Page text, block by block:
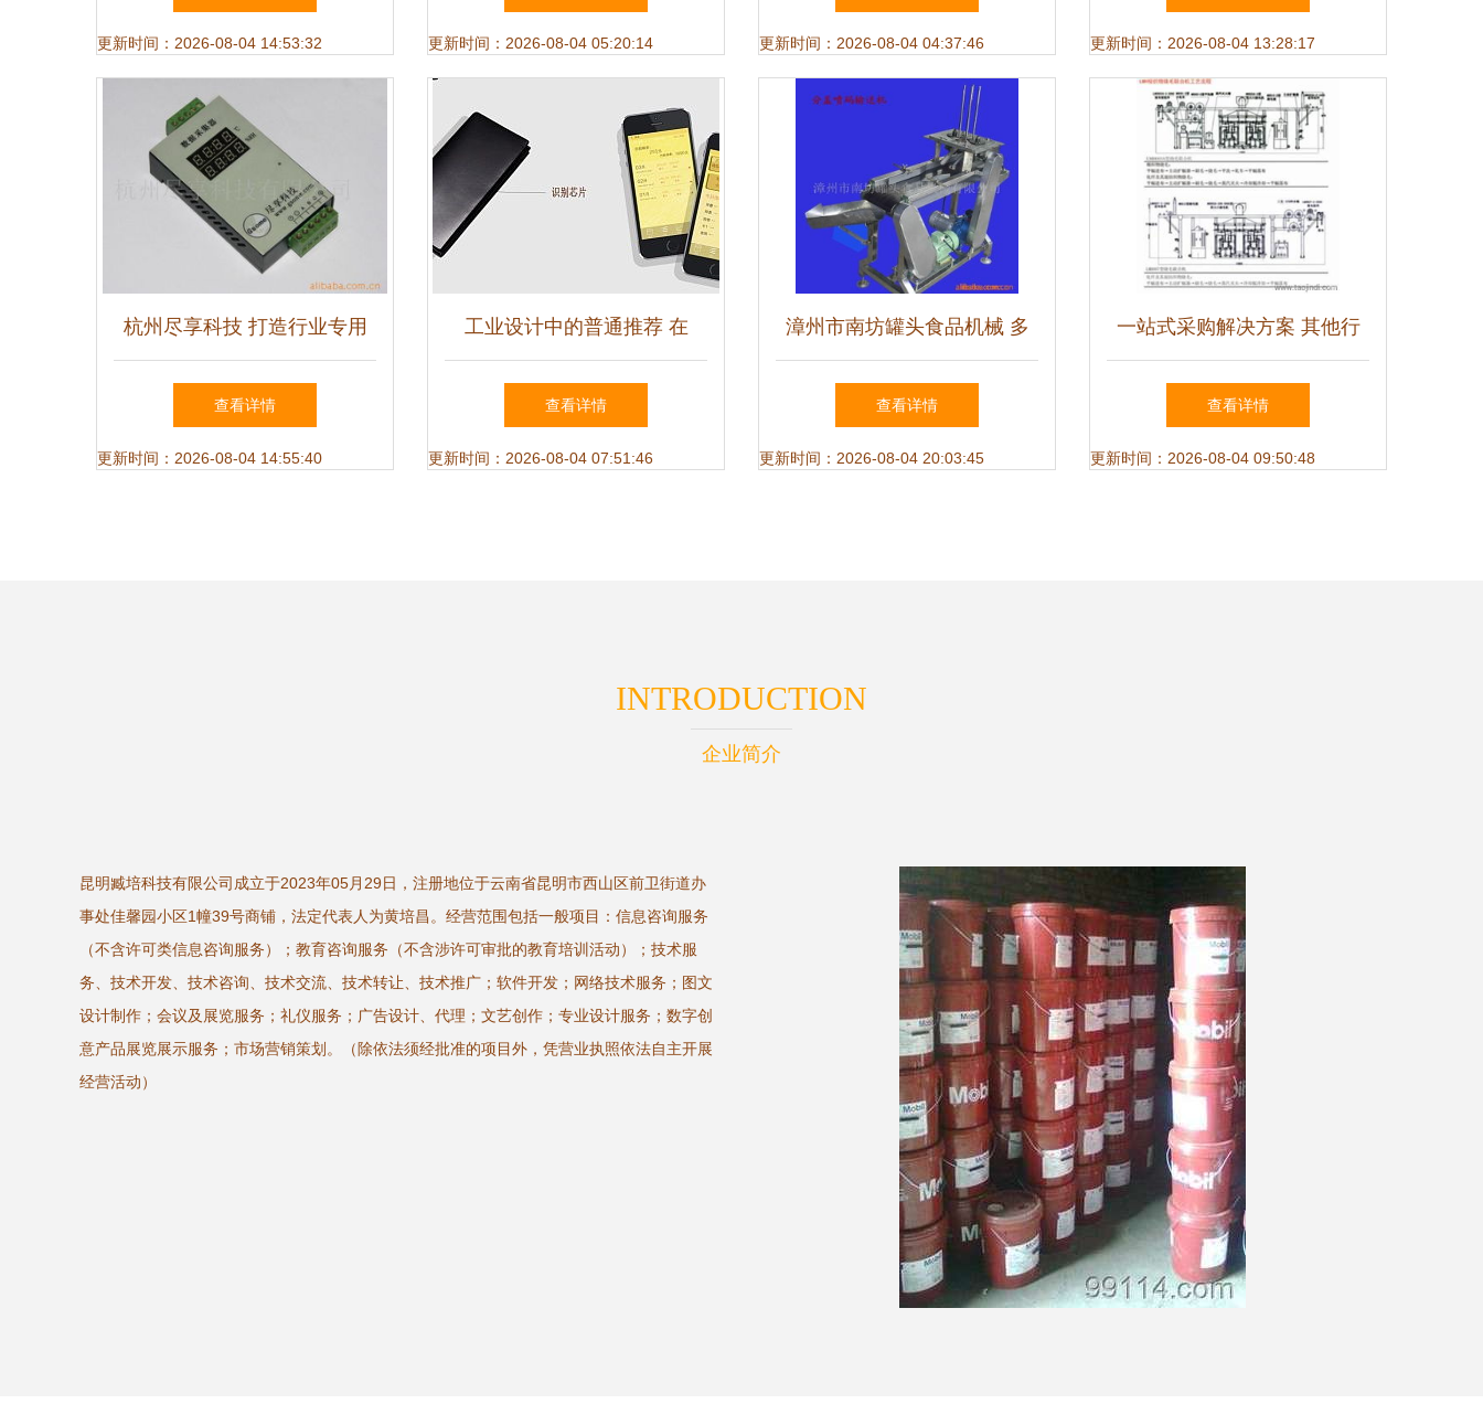
更新时间：2026-08-04 14:53:32 更新时间：2026-08-04 05:20:14 造价值，拓展其他行业专用陶
瓷新蓝海
更新时间：2026-08-04 04:37:46 更新时间：2026-08-04 13:28:17
杭州尽享科技 打造行业专用
仪器仪表解决方案
查看详情
更新时间：2026-08-04 14:55:40
工业设计中的普通推荐 在
Zcool平台发现其他行业专用
产品的魅力
查看详情
更新时间：2026-08-04 07:51:46
漳州市南坊罐头食品机械 多
元化专用设备产品解决方案
查看详情
更新时间：2026-08-04 20:03:45
一站式采购解决方案 其他行
业专用设备的可靠供应渠道
查看详情
更新时间：2026-08-04 09:50:48
INTRODUCTION
企业简介
昆明臧培科技有限公司成立于2023年05月29日，注册地位于云南省昆明市西山区前卫街道办
事处佳馨园小区1幢39号商铺，法定代表人为黄培昌。经营范围包括一般项目：信息咨询服务
（不含许可类信息咨询服务）；教育咨询服务（不含涉许可审批的教育培训活动）；技术服
务、技术开发、技术咨询、技术交流、技术转让、技术推广；软件开发；网络技术服务；图文
设计制作；会议及展览服务；礼仪服务；广告设计、代理；文艺创作；专业设计服务；数字创
意产品展览展示服务；市场营销策划。（除依法须经批准的项目外，凭营业执照依法自主开展
经营活动）